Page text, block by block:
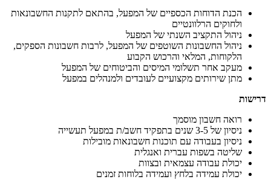
הכנת הדוחות הכספיים של המפעל, בהתאם לתקנות החשבונאות
ולחוקים הרלוונטיים
ניהול התקציב השנתי של המפעל
ניהול החשבונות השוטפים של המפעל, לרבות חשבונות הספקים,
הלקוחות, המלאי והרכוש הקבוע
מעקב אחר תשלומי המיסים והביטוחים של המפעל
מתן שירותים מקצועיים לעובדים ולמנהלים במפעל
דרישות
רואה חשבון מוסמך
ניסיון של 3-5 שנים בתפקיד חשב/ת במפעל תעשייה
ניסיון בעבודה עם תוכנות חשבונאות מובילות
שליטה בשפות עברית ואנגלית
יכולת עבודה עצמאית ובצוות
יכולת עמידה בלחץ ועמידה בלוחות זמנים